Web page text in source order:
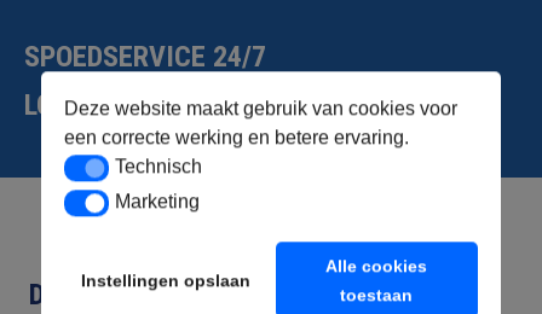
Deze website maakt gebruik van cookies voor
een correcte werking en betere ervaring.
TechnischTechnisch
MarketingMarketing
Instellingen opslaan
Alle cookies
toestaan
SPOEDSERVICE 24/7
LOODGIETER AMSTERDAM
DIRECT CONTACT OPNEMEN